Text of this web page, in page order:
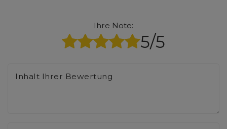
Ihre Note:
5/5
Inhalt Ihrer Bewertung